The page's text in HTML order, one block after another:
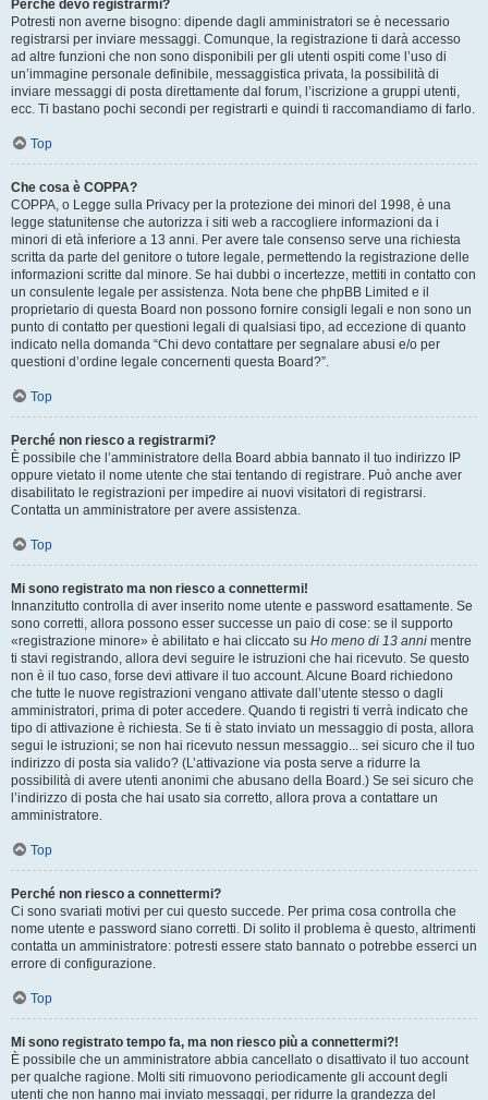
Perché devo registrarmi?
Potresti non averne bisogno: dipende dagli amministratori se è necessario
registrarsi per inviare messaggi. Comunque, la registrazione ti darà accesso
ad altre funzioni che non sono disponibili per gli utenti ospiti come l’uso di
un’immagine personale definibile, messaggistica privata, la possibilità di
inviare messaggi di posta direttamente dal forum, l’iscrizione a gruppi utenti,
ecc. Ti bastano pochi secondi per registrarti e quindi ti raccomandiamo di farlo.
Top
Che cosa è COPPA?
COPPA, o Legge sulla Privacy per la protezione dei minori del 1998, è una
legge statunitense che autorizza i siti web a raccogliere informazioni da i
minori di età inferiore a 13 anni. Per avere tale consenso serve una richiesta
scritta da parte del genitore o tutore legale, permettendo la registrazione delle
informazioni scritte dal minore. Se hai dubbi o incertezze, mettiti in contatto con
un consulente legale per assistenza. Nota bene che phpBB Limited e il
proprietario di questa Board non possono fornire consigli legali e non sono un
punto di contatto per questioni legali di qualsiasi tipo, ad eccezione di quanto
indicato nella domanda “Chi devo contattare per segnalare abusi e/o per
questioni d’ordine legale concernenti questa Board?”.
Top
Perché non riesco a registrarmi?
È possibile che l’amministratore della Board abbia bannato il tuo indirizzo IP
oppure vietato il nome utente che stai tentando di registrare. Può anche aver
disabilitato le registrazioni per impedire ai nuovi visitatori di registrarsi.
Contatta un amministratore per avere assistenza.
Top
Mi sono registrato ma non riesco a connettermi!
Innanzitutto controlla di aver inserito nome utente e password esattamente. Se
sono corretti, allora possono esser successe un paio di cose: se il supporto
«registrazione minore» è abilitato e hai cliccato su Ho meno di 13 anni mentre
ti stavi registrando, allora devi seguire le istruzioni che hai ricevuto. Se questo
non è il tuo caso, forse devi attivare il tuo account. Alcune Board richiedono
che tutte le nuove registrazioni vengano attivate dall’utente stesso o dagli
amministratori, prima di poter accedere. Quando ti registri ti verrà indicato che
tipo di attivazione è richiesta. Se ti è stato inviato un messaggio di posta, allora
segui le istruzioni; se non hai ricevuto nessun messaggio... sei sicuro che il tuo
indirizzo di posta sia valido? (L’attivazione via posta serve a ridurre la
possibilità di avere utenti anonimi che abusano della Board.) Se sei sicuro che
l’indirizzo di posta che hai usato sia corretto, allora prova a contattare un
amministratore.
Top
Perché non riesco a connettermi?
Ci sono svariati motivi per cui questo succede. Per prima cosa controlla che
nome utente e password siano corretti. Di solito il problema è questo, altrimenti
contatta un amministratore: potresti essere stato bannato o potrebbe esserci un
errore di configurazione.
Top
Mi sono registrato tempo fa, ma non riesco più a connettermi?!
È possibile che un amministratore abbia cancellato o disattivato il tuo account
per qualche ragione. Molti siti rimuovono periodicamente gli account degli
utenti che non hanno mai inviato messaggi, per ridurre la grandezza del